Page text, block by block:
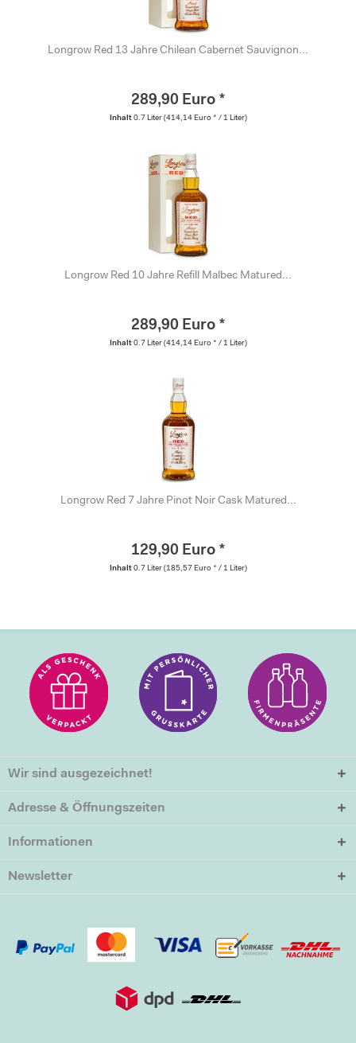
Longrow Red 13 Jahre Chilean Cabernet Sauvignon...
289,90 Euro *
Inhalt 0.7 Liter (414,14 Euro * / 1 Liter)
Longrow Red 10 Jahre Refill Malbec Matured...
289,90 Euro *
Inhalt 0.7 Liter (414,14 Euro * / 1 Liter)
Longrow Red 7 Jahre Pinot Noir Cask Matured...
129,90 Euro *
Inhalt 0.7 Liter (185,57 Euro * / 1 Liter)
Wir sind ausgezeichnet!
Adresse & Öffnungszeiten
Informationen
Newsletter